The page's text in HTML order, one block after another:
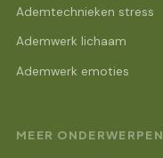
Ademtechnieken stress
Ademwerk lichaam
Ademwerk emoties
MEER ONDERWERPEN